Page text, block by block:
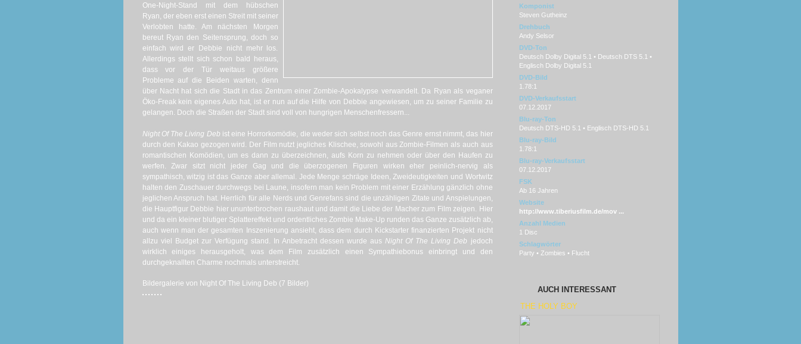
One-Night-Stand mit dem hübschen
Ryan, der eben erst einen Streit mit seiner
Verlobten hatte. Am nächsten Morgen
bereut Ryan den Seitensprung, doch so
einfach wird er Debbie nicht mehr los.
Allerdings stellt sich schon bald heraus,
dass vor der Tür weitaus größere
Probleme auf die Beiden warten, denn
über Nacht hat sich die Stadt in das Zentrum einer Zombie-Apokalypse verwandelt. Da Ryan als veganer
Öko-Freak kein eigenes Auto hat, ist er nun auf die Hilfe von Debbie angewiesen, um zu seiner Familie zu
gelangen. Doch die Straßen der Stadt sind voll von hungrigen Menschenfressern...
Night Of The Living Deb ist eine Horrorkomödie, die weder sich selbst noch das Genre ernst nimmt, das hier
durch den Kakao gezogen wird. Der Film nutzt jegliches Klischee, sowohl aus Zombie-Filmen als auch aus
romantischen Komödien, um es dann zu überzeichnen, aufs Korn zu nehmen oder über den Haufen zu
werfen. Zwar sitzt nicht jeder Gag und die überzogenen Figuren wirken eher peinlich-nervig als
sympathisch, witzig ist das Ganze aber allemal. Jede Menge schräge Ideen, Zweideutigkeiten und Wortwitz
halten den Zuschauer durchwegs bei Laune, insofern man kein Problem mit einer Erzählung gänzlich ohne
jeglichen Anspruch hat. Herrlich für alle Nerds und Genrefans sind die unzähligen Zitate und Anspielungen,
die Hauptfigur Debbie hier ununterbrochen raushaut und damit die Liebe der Macher zum Film zeigen. Hier
und da ein kleiner blutiger Splattereffekt und ordentliches Zombie Make-Up runden das Ganze zusätzlich ab,
auch wenn man der gesamten Inszenierung ansieht, dass dem durch Kickstarter finanzierten Projekt nicht
allzu viel Budget zur Verfügung stand. In Anbetracht dessen wurde ausNight Of The Living Deb jedoch
wirklich einiges herausgeholt, was dem Film zusätzlich einen Sympathiebonus einbringt und den
durchgeknallten Charme nochmals unterstreicht.
Bildergalerie von Night Of The Living Deb (7 Bilder)
Komponist
Steven Gutheinz
Drehbuch
Andy Selsor
DVD-Ton
Deutsch Dolby Digital 5.1 • Deutsch DTS 5.1 •
Englisch Dolby Digital 5.1
DVD-Bild
1.78:1
DVD-Verkaufsstart
07.12.2017
Blu-ray-Ton
Deutsch DTS-HD 5.1 • Englisch DTS-HD 5.1
Blu-ray-Bild
1.78:1
Blu-ray-Verkaufsstart
07.12.2017
FSK
Ab 16 Jahren
Website
http://www.tiberiusfilm.de/mov ...
Anzahl Medien
1 Disc
Schlagwörter
Party • Zombies • Flucht
AUCH INTERESSANT
THE HOLY BOY